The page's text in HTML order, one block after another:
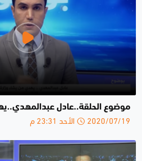
موضوع الحلقة..عادل
2020/07/19 الأحد 23:31 م